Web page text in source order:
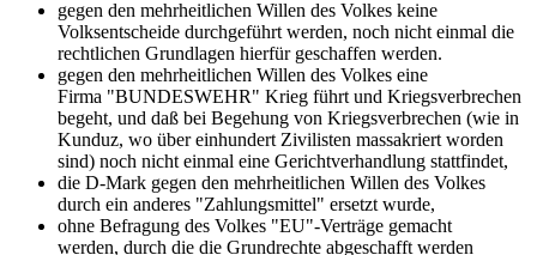
gegen den mehrheitlichen Willen des Volkes keine
Volksentscheide durchgeführt werden, noch nicht einmal die
rechtlichen Grundlagen hierfür geschaffen werden.
gegen den mehrheitlichen Willen des Volkes eine
Firma "BUNDESWEHR" Krieg führt und Kriegsverbrechen
begeht, und daß bei Begehung von Kriegsverbrechen (wie in
Kunduz, wo über einhundert Zivilisten massakriert worden
sind) noch nicht einmal eine Gerichtverhandlung stattfindet,
die D-Mark gegen den mehrheitlichen Willen des Volkes
durch ein anderes "Zahlungsmittel" ersetzt wurde,
ohne Befragung des Volkes "EU"-Verträge gemacht
werden, durch die die Grundrechte abgeschafft werden